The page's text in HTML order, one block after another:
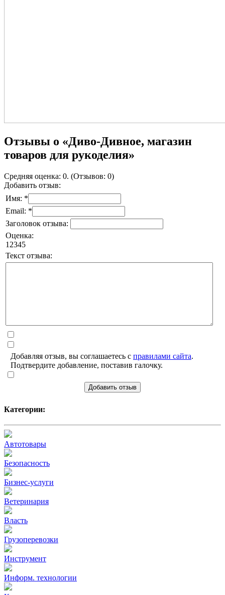
Отзывы о «Диво-Дивное, магазин
товаров для рукоделия»
Средняя оценка: 0. (Отзывов: 0)
Добавить отзыв:
Имя: *
Email: *
Заголовок отзыва:
Оценка:
1 2345
Текст отзыва:
Добавляя отзыв, вы соглашаетесь с правилами сайта.
Подтвердите добавление, поставив галочку.
Добавить отзыв
Категории:
Автотовары
Безопасность
Бизнес-услуги
Ветеринария
Власть
Грузоперевозки
Инструмент
Информ. технологии